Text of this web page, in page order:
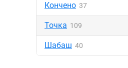
Кончено 37
Точка 109
Шабаш 40